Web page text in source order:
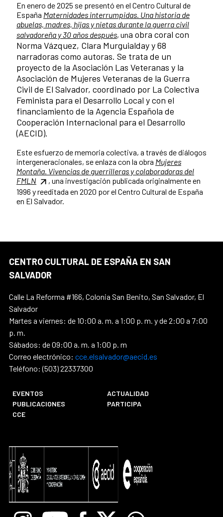
En enero de 2025 se presentó en el Centro Cultural de
España Maternidades interrumpidas. Una historia de
abuelas, madres, hijas y nietas durante la guerra civil
salvadoreña y 30 años después, una obra coral con
Norma Vázquez, Clara Murguialday y 68
narradoras como autoras. Se trata de un
proyecto de la Asociación Las Veteranas y la
Asociación de Mujeres Veteranas de la Guerra
Civil de El Salvador, coordinado por La Colectiva
Feminista para el Desarrollo Local y con el
financiamiento de la Agencia Española de
Cooperación Internacional para el Desarrollo
(AECID).
Este esfuerzo de memoria colectiva, a través de diálogos
intergeneracionales, se enlaza con la obra Mujeres
Montaña. Vivencias de guerrilleras y colaboradoras del
FMLN
, una investigación publicada originalmente en
1996 y reeditada en 2020 por el Centro Cultural de España
en El Salvador.
CENTRO CULTURAL DE ESPAÑA EN SAN
SALVADOR
Calle La Reforma #166, Colonia San Benito, San Salvador, El
Salvador
Martes a viernes: de 10:00 a. m. a 1:00 p. m. y de 2:00 a 7:00
p. m.
Sábados: de 09:00 a. m. a 1:00 p. m
Correo electrónico: cce.elsalvador@aecid.es
Teléfono: (503) 22337300
EVENTOS
ACTUALIDAD
PUBLICACIONES
PARTICIPA
CCE